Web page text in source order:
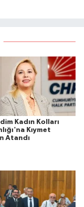
Kadın Kolları
Kıymet
Atandı